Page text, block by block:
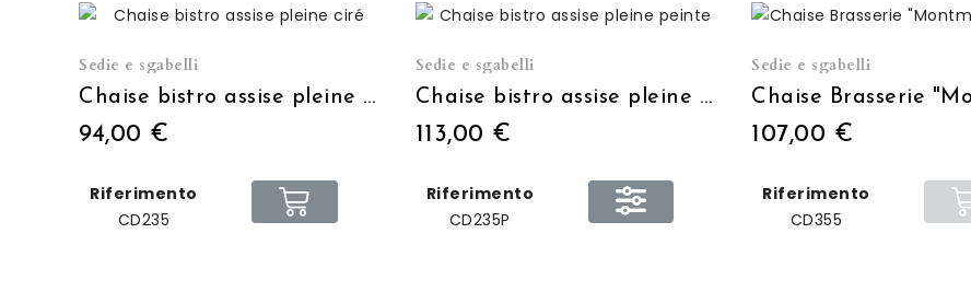
Sedie e sgabelli
Chaise bistro assise pleine ciré
94,00 €
Riferimento
CD235
Sedie e sgabelli
Chaise bistro assise pleine peinte
113,00 €
Riferimento
CD235P
Sedie e sgabelli
107,00 €
Riferimento
CD355